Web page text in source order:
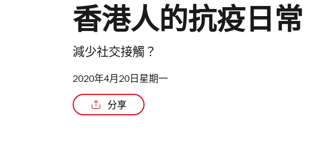
香港人的抗疫日常
減少社交接觸？
2020年4月20日星期一
分享